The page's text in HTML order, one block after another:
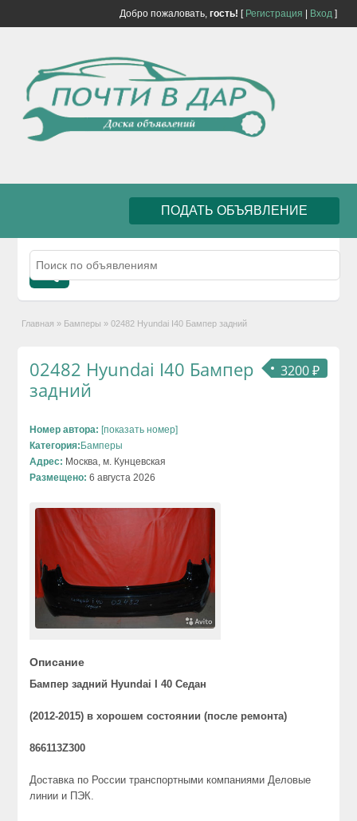
Добро пожаловать, гость! [ Регистрация Вход]
ПОДАТЬ ОБЪЯВЛЕНИЕ
Главная » Бамперы » 02482 Hyundai I40 Бампер задний
3200 ₽
02482 Hyundai I40 Бампер
задний
Номер автора: [показать номер]
Категория: Бамперы
Адрес: Москва, м. Кунцевская
Размещено: 6 августа 2026
Описание
Бампер задний Hyundai I 40Седан
(2012-2015) в хорошем состоянии (после ремонта)
866113Z300
Доставка по России транспортными компаниями Деловые
линии и ПЭК.